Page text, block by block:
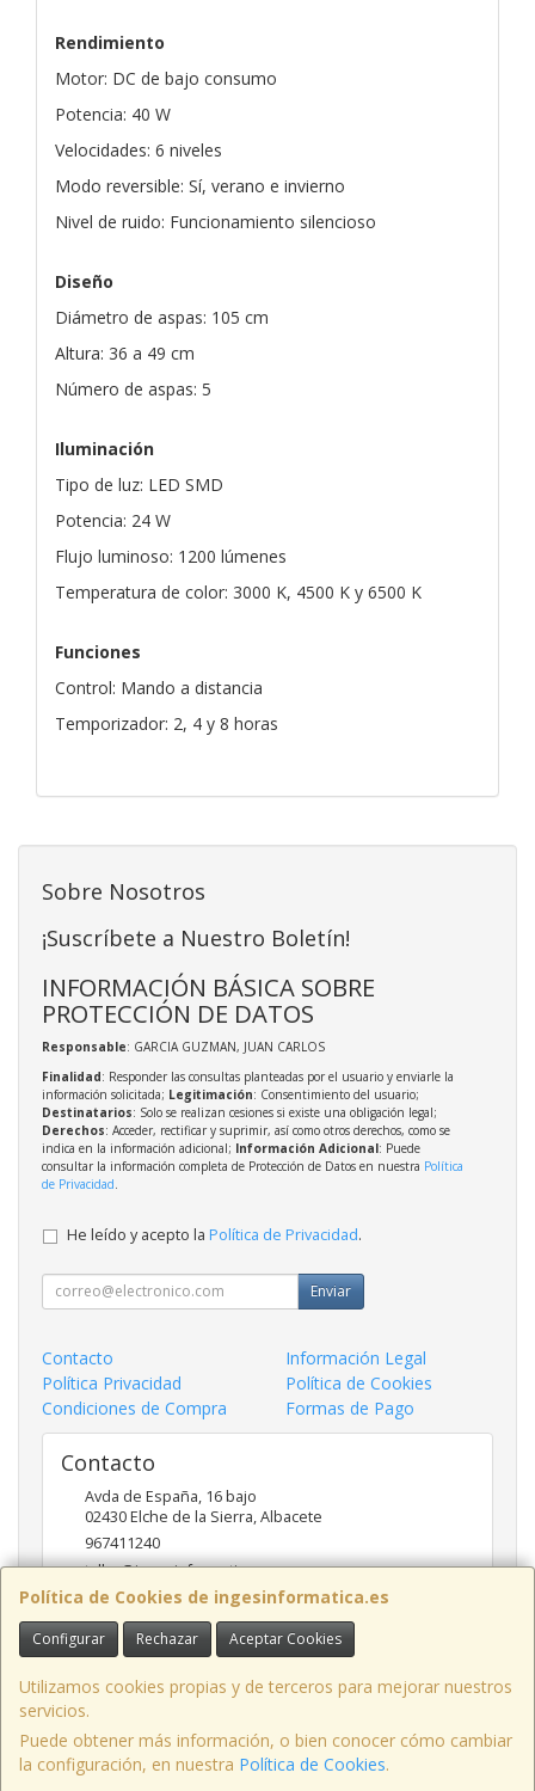
Rendimiento
Motor: DC de bajo consumo
Potencia: 40 W
Velocidades: 6 niveles
Modo reversible: Sí, verano e invierno
Nivel de ruido: Funcionamiento silencioso
Diseño
Diámetro de aspas: 105 cm
Altura: 36 a 49 cm
Número de aspas: 5
Iluminación
Tipo de luz: LED SMD
Potencia: 24 W
Flujo luminoso: 1200 lúmenes
Temperatura de color: 3000 K, 4500 K y 6500 K
Funciones
Control: Mando a distancia
Temporizador: 2, 4 y 8 horas
Política de Cookies de ingesinformatica.es
Configurar Rechazar Aceptar Cookies
Utilizamos cookies propias y de terceros para mejorar nuestros
servicios.
Puede obtener más información, o bien conocer cómo cambiar
la configuración, en nuestra Política de Cookies.
Sobre Nosotros
¡Suscríbete a Nuestro Boletín!
INFORMACIÓN BÁSICA SOBRE
PROTECCIÓN DE DATOS
Responsable: GARCIA GUZMAN, JUAN CARLOS
Finalidad: Responder las consultas planteadas por el usuario y enviarle la
información solicitada; Legitimación: Consentimiento del usuario;
Destinatarios: Solo se realizan cesiones si existe una obligación legal;
Derechos: Acceder, rectificar y suprimir, así como otros derechos, como se
indica en la información adicional; Información Adicional: Puede
consultar la información completa de Protección de Datos en nuestra Política
de Privacidad
He leído y acepto la Política de Privacidad.
Enviar
Contacto
Información Legal
Política Privacidad
Política de Cookies
Condiciones de Compra
Formas de Pago
Contacto
Avda de España, 16 bajo
02430Elche de la Sierra,Albacete
967411240
taller@ingesinformatica.es
Horario
9 a 14 y 17 a 20
, , , , España. - C.I.F.: 53141721Z - Tfno: